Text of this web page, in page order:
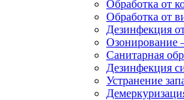
Обработка от
Обработка от
Дезинфекция
Озонирование
Санитарная
Дезинфекция
Устранение